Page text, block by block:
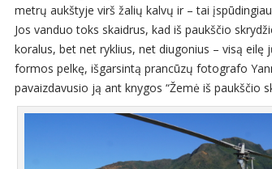
metrų aukštyje virš žalių kalvų ir – tai
Jos vanduo toks skaidrus, kad iš paukščio
koralus, bet net ryklius, net diugonius – visą eilę
formos pelkę, išgarsintą prancūzų fotografo
pavaizdavusio ją ant knygos “Žemė iš paukščio